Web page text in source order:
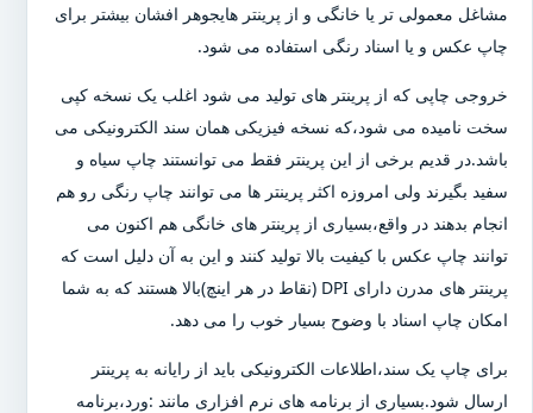
مشاغل معمولی تر یا خانگی و از پرینتر هایجوهر افشان بیشتر برای
چاپ عکس و یا اسناد رنگی استفاده می شود.
خروجی چاپی که از پرینتر های تولید می شود اغلب یک نسخه کپی
سخت نامیده می شود،که نسخه فیزیکی همان سند الکترونیکی می
باشد.در قدیم برخی از این پرینتر فقط می توانستند چاپ سیاه و
سفید بگیرند ولی امروزه اکثر پرینتر ها می توانند چاپ رنگی رو هم
انجام بدهند در واقع،بسیاری از پرینتر های خانگی هم اکنون می
توانند چاپ عکس با کیفیت بالا تولید کنند و این به آن دلیل است که
پرینتر های مدرن دارای DPI (نقاط در هر اینچ)بالا هستند که به شما
امکان چاپ اسناد با وضوح بسیار خوب را می دهد.
برای چاپ یک سند،اطلاعات الکترونیکی باید از رایانه به پرینتر
ارسال شود.بسیاری از برنامه های نرم افزاری مانند :ورد،برنامه